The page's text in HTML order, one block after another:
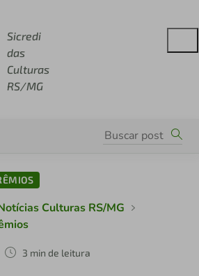
Sicredi
das
Culturas
RS/MG
Culturas RS/MG
3 min de leitura